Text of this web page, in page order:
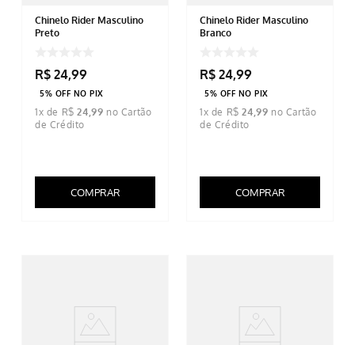
Chinelo Rider Masculino
Preto
R$ 24,99
5% OFF NO PIX
1x de R$ 24,99
COMPRAR
Chinelo Rider Masculino
Branco
R$ 24,99
5% OFF NO PIX
1x de R$ 24,99
COMPRAR